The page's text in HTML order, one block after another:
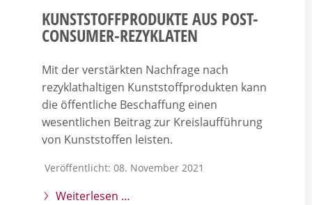
KUNSTSTOFFPRODUKTE AUS POST-
CONSUMER-REZYKLATEN
Mit der verstärkten Nachfrage nach
rezyklathaltigen Kunststoffprodukten kann
die öffentliche Beschaffung einen
wesentlichen Beitrag zur Kreislaufführung
von Kunststoffen leisten.
Veröffentlicht: 08. November 2021
Weiterlesen …